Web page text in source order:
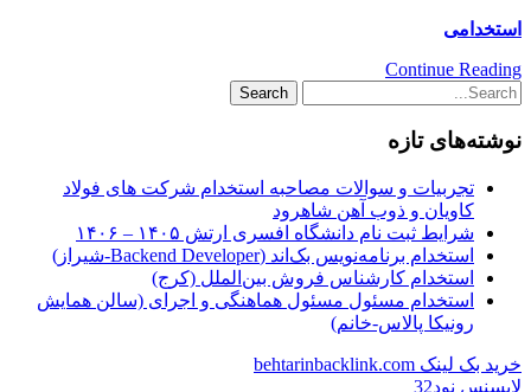
استخدامی
Continue Reading
نوشته‌های تازه
تجربیات و سوالات مصاحبه استخدام شرکت های فولاد
کاویان و ذوب آهن شاهرود
شرایط ثبت نام دانشگاه افسری ارتش ۱۴۰۵ – ۱۴۰۶
استخدام برنامه‌نویس بک‌اند (Backend Developer-شیراز)
استخدام کارشناس فروش بین‌الملل (کرج)
استخدام مسئول مسئول هماهنگی و اجرای (سالن همایش
رونیکا پالاس-خانم)
خرید بک لینک behtarinbacklink.com
لایسنس نود32